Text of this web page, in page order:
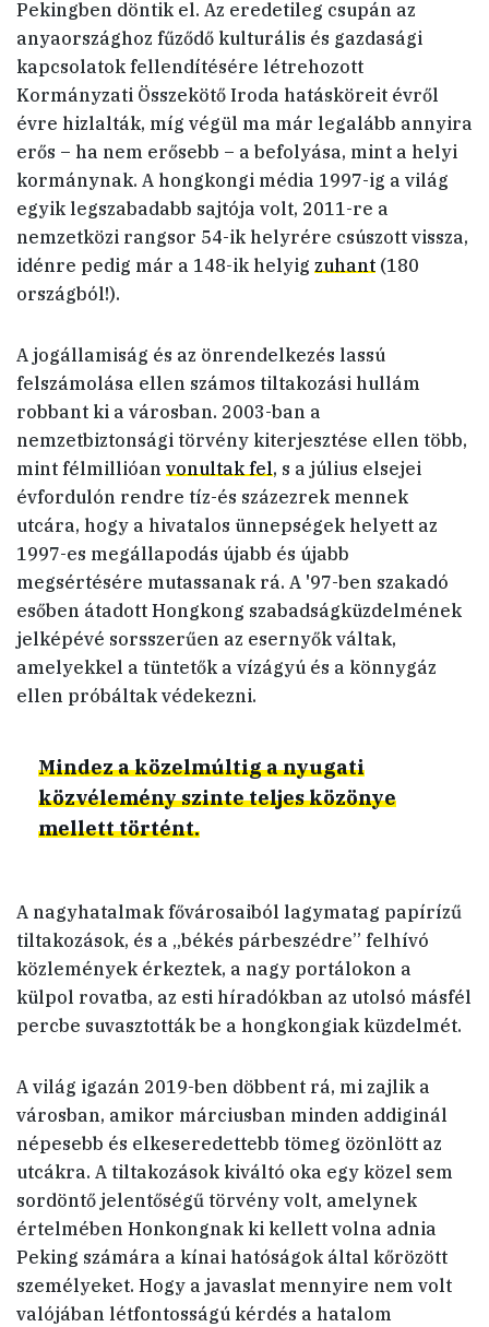
Pekingben döntik el. Az eredetileg csupán az
anyaországhoz fűződő kulturális és gazdasági
kapcsolatok fellendítésére létrehozott
Kormányzati Összekötő Iroda hatásköreit évről
évre hizlalták, míg végül ma már legalább annyira
erős – ha nem erősebb – a befolyása, mint a helyi
kormánynak. A hongkongi média 1997-ig a világ
egyik legszabadabb sajtója volt, 2011-re a
nemzetközi rangsor 54-ik helyrére csúszott vissza,
idénre pedig már a 148-ik helyig zuhant (180
országból!).
A jogállamiság és az önrendelkezés lassú
felszámolása ellen számos tiltakozási hullám
robbant ki a városban. 2003-ban a
nemzetbiztonsági törvény kiterjesztése ellen több,
mint félmillióan vonultak fel, s a július elsejei
évfordulón rendre tíz-és százezrek mennek
utcára, hogy a hivatalos ünnepségek helyett az
1997-es megállapodás újabb és újabb
megsértésére mutassanak rá. A '97-ben szakadó
esőben átadott Hongkong szabadságküzdelmének
jelképévé sorsszerűen az esernyők váltak,
amelyekkel a tüntetők a vízágyú és a könnygáz
ellen próbáltak védekezni.
Mindez a közelmúltig a nyugati
közvélemény szinte teljes közönye
mellett történt.
A nagyhatalmak fővárosaiból lagymatag papírízű
tiltakozások, és a „békés párbeszédre” felhívó
közlemények érkeztek, a nagy portálokon a
külpol rovatba, az esti híradókban az utolsó másfél
percbe suvasztották be a hongkongiak küzdelmét.
A világ igazán 2019-ben döbbent rá, mi zajlik a
városban, amikor márciusban minden addiginál
népesebb és elkeseredettebb tömeg özönlött az
utcákra. A tiltakozások kiváltó oka egy közel sem
sordöntő jelentőségű törvény volt, amelynek
értelmében Honkongnak ki kellett volna adnia
Peking számára a kínai hatóságok által kőrözött
személyeket. Hogy a javaslat mennyire nem volt
valójában létfontosságú kérdés a hatalom